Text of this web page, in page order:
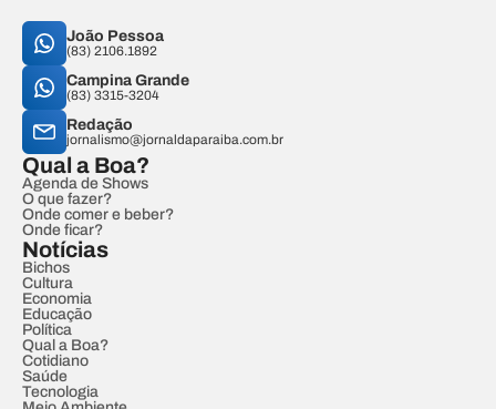
João Pessoa
(83) 2106.1892
Campina Grande
(83) 3315-3204
Redação
jornalismo@jornaldaparaiba.com.br
Qual a Boa?
Agenda de Shows
O que fazer?
Onde comer e beber?
Onde ficar?
Notícias
Bichos
Cultura
Economia
Educação
Política
Qual a Boa?
Cotidiano
Saúde
Tecnologia